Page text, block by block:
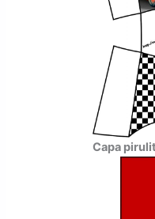
Capa